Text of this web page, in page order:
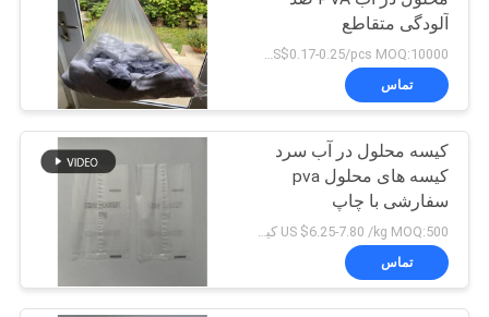
درباره
تور
کارخانه
کنترل
کیفیت
آلودگی متقاطع
US$0.17-0.25/pcs MOQ:10000 عدد
تماس
کیسه محلول در آب سرد
کیسه های محلول pva
سفارشی با چاپ
تماس